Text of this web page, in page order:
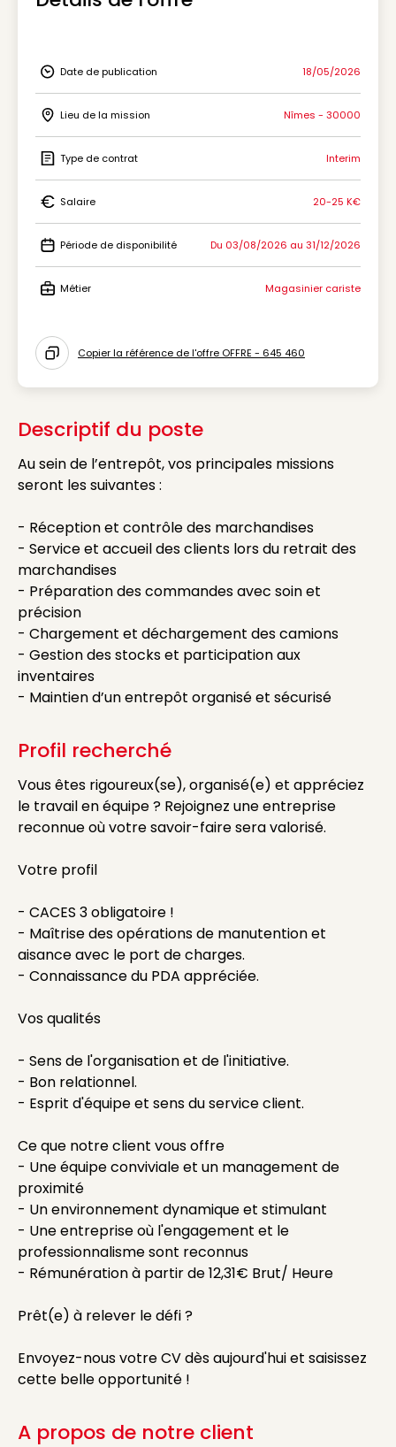
Icon Date de publication
Date de publication 18/05/2026
Icon Lieu de la mission
Lieu de la mission Nîmes - 30000
Icon Type de contrat
Type de contrat Interim
Icon Salaire
Salaire 20-25 K€
Icon Période de disponibilité
Période de disponibilité Du 03/08/2026 au 31/12/2026
Métier Magasinier cariste
Icon copy to clipboard
Copier la référence de l'offre OFFRE - 645 460
Descriptif du poste
Au sein de l’entrepôt, vos principales missions
seront les suivantes :
- Réception et contrôle des marchandises
- Service et accueil des clients lors du retrait des
marchandises
- Préparation des commandes avec soin et
précision
- Chargement et déchargement des camions
- Gestion des stocks et participation aux
inventaires
- Maintien d’un entrepôt organisé et sécurisé
Profil recherché
Vous êtes rigoureux(se), organisé(e) et appréciez
le travail en équipe ? Rejoignez une entreprise
reconnue où votre savoir-faire sera valorisé.
Votre profil
- CACES 3 obligatoire !
- Maîtrise des opérations de manutention et
aisance avec le port de charges.
- Connaissance du PDA appréciée.
Vos qualités
- Sens de l'organisation et de l'initiative.
- Bon relationnel.
- Esprit d'équipe et sens du service client.
Ce que notre client vous offre
- Une équipe conviviale et un management de
proximité
- Un environnement dynamique et stimulant
- Une entreprise où l'engagement et le
professionnalisme sont reconnus
- Rémunération à partir de 12,31€ Brut/ Heure
Prêt(e) à relever le défi ?
Envoyez-nous votre CV dès aujourd'hui et saisissez
cette belle opportunité !
A propos de notre client